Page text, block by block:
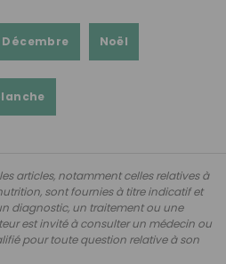
Décembre Noël
articles, notamment celles relatives à
sont fournies à titre indicatif et
diagnostic, un traitement ou une
est invité à consulter un médecin ou
pour toute question relative à son